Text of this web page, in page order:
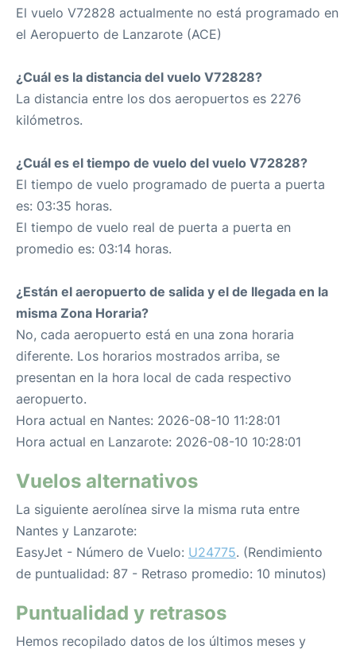
El vuelo V72828 actualmente no está programado en
el Aeropuerto de Lanzarote (ACE)
¿Cuál es la distancia del vuelo V72828?
La distancia entre los dos aeropuertos es 2276
kilómetros.
¿Cuál es el tiempo de vuelo del vuelo V72828?
El tiempo de vuelo programado de puerta a puerta
es: 03:35 horas.
El tiempo de vuelo real de puerta a puerta en
promedio es: 03:14 horas.
¿Están el aeropuerto de salida y el de llegada en la
misma Zona Horaria?
No, cada aeropuerto está en una zona horaria
diferente. Los horarios mostrados arriba, se
presentan en la hora local de cada respectivo
aeropuerto.
Hora actual en Nantes: 2026-08-10 11:28:01
Hora actual en Lanzarote: 2026-08-10 10:28:01
Vuelos alternativos
La siguiente aerolínea sirve la misma ruta entre
Nantes y Lanzarote:
EasyJet - Número de Vuelo: U24775. (Rendimiento
de puntualidad: 87 - Retraso promedio: 10 minutos)
Puntualidad y retrasos
Hemos recopilado datos de los últimos meses y